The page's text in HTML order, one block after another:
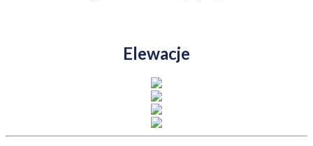
Elewacje